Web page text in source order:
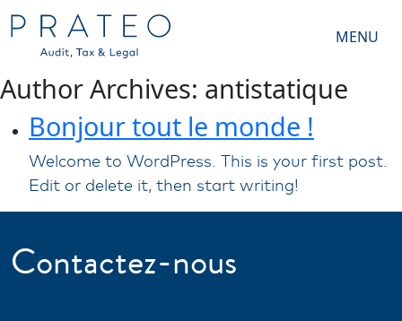
MENU
Author Archives: antistatique
Bonjour tout le monde !
Welcome to WordPress. This is your first post.
Edit or delete it, then start writing!
Contactez-nous